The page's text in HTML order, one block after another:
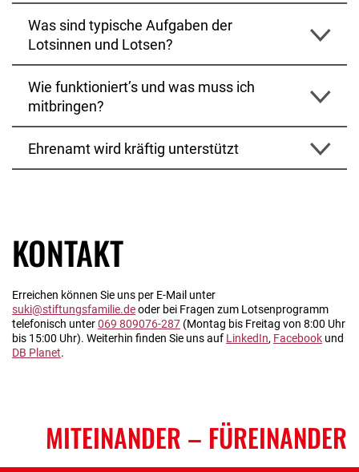
Was sind typische Aufgaben der
Lotsinnen und Lotsen?
Wie funktioniert’s und was muss ich
mitbringen?
Ehrenamt wird kräftig unterstützt
KONTAKT
Erreichen können Sie uns per E-Mail unter
suki@stiftungsfamilie.deoder bei Fragen zum Lotsenprogramm
telefonisch unter069 809076-287 (Montag bis Freitag von 8:00 Uhr
bis 15:00 Uhr). Weiterhin finden Sie uns auf LinkedIn, Facebook und
DB Planet.
MITEINANDER – FÜREINANDER